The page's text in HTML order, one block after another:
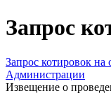
Запрос
Запрос котировок на
Администрации
Извещение о